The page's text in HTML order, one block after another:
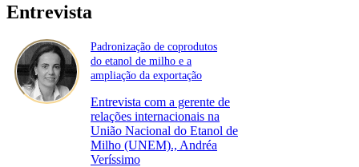
Entrevista
Padronização de coprodutos
do etanol de milho e a
ampliação da exportação
Entrevista com a gerente de
relações internacionais na
União Nacional do Etanol de
Milho (UNEM)., Andréa
Veríssimo